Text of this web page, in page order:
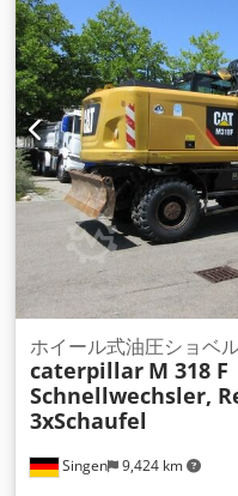
ンダー調整（可変ブーム）
ック 540-1327 1個 2倍油
540-1342 油圧シリンダー
550-1473/625-7594 1個
オイルクーラー 589-1115
0288 1個 ラジエーターブ
637-6650 1xエアクリーン
4954 1個 カルダンシャフ
517-0000 1個 1x シャフ
リングアクスル 331-13-
ーザーブレード 419-1550
ウンターウェイト 573-
Singen 9,424 km
ホイール式油圧ショベ
caterpillar M 318 F
Schnellwechsler,
3xSchaufel